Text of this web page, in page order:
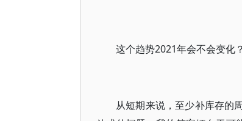
这个趋势2021年会不会变化？
从短期来说，至少补库存的